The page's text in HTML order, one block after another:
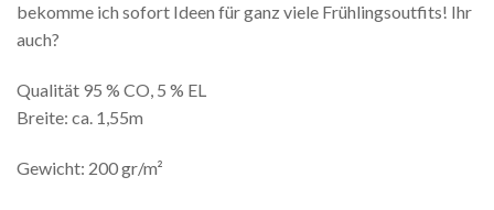
bekomme ich sofort Ideen für ganz viele Frühlingsoutfits! Ihr
auch?
Qualität 95 % CO, 5 % EL
Breite: ca. 1,55m
Gewicht: 200 gr/m²